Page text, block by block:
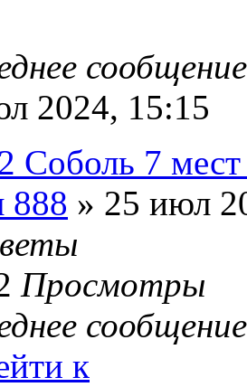
2024, 15:15
Соболь 7
888 » 25 июл
Просмотры